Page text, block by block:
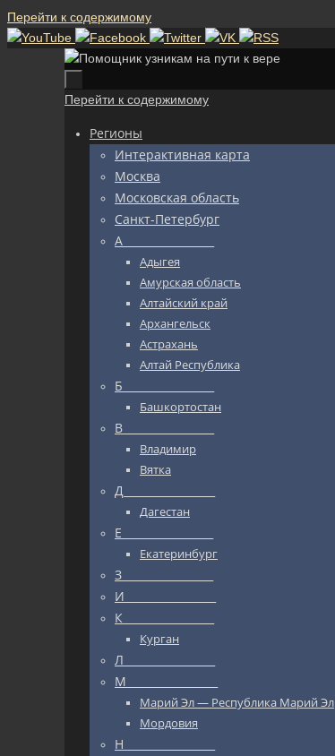
Перейти к содержимому
Перейти к содержимому
Регионы
Интерактивная карта
Москва
Московская область
Санкт-Петербург
А_________________
Адыгея
Амурская область
Алтайский край
Архангельск
Астрахань
Алтай Республика
Б_________________
Башкортостан
В_________________
Владимир
Вятка
Д_________________
Дагестан
Е_________________
Екатеринбург
З_________________
И_________________
К_________________
Курган
Л_________________
М_________________
Марий Эл — Республика Марий Эл
Мордовия
Н_________________